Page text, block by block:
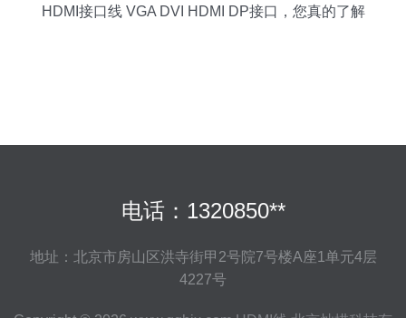
HDMI接口线 VGA DVI HDMI DP接口，您真的了解
电话：1320850**
地址：北京市房山区洪寺街甲2号院7号楼A座1单元4层
4227号